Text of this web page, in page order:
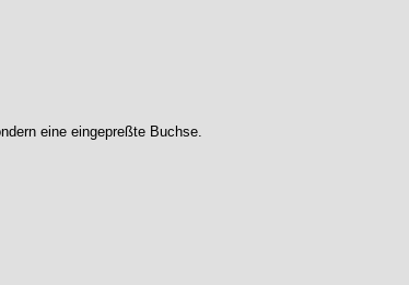
eine eingepreßte Buchse.